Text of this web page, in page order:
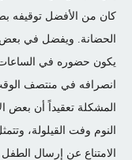
كان من الأفضل توقيفه
الحضانة. ويفضل في
يكون حضوره في الساعات
انصرافه في منتصف
المشكلة تعقيداً أن بعض
النوم وفت القيلولة،
الامتناع عن إرسال